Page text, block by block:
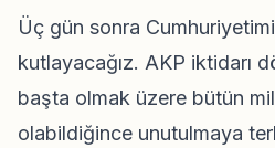
Üç gün sonra
kutlayacağız. AKP iktidarı
başta olmak üzere bütün
olabildiğince unutulmaya